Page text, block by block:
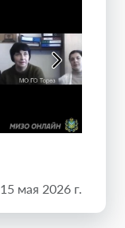
15 мая 2026 г.